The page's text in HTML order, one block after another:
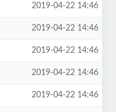
2019-04-22 14:46
2019-04-22 14:46
2019-04-22 14:46
2019-04-22 14:46
2019-04-22 14:46